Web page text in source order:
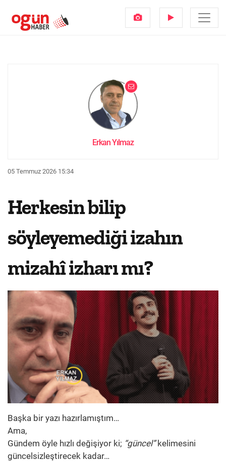
Erkan Yılmaz
05 Temmuz 2026 15:34
Herkesin bilip
söyleyemediği izahın
mizahî izharı mı?
Başka bir yazı hazırlamıştım…
Ama,
Gündem öyle hızlı değişiyor ki; “güncel”kelimesini
güncelsizleştirecek kadar…